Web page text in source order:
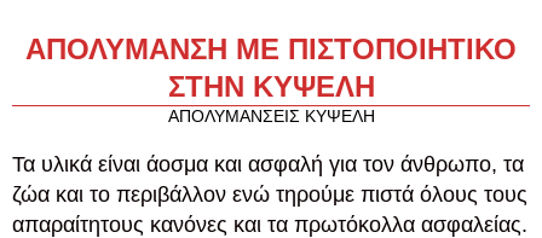
ΑΠΟΛΥΜΑΝΣΗ ΜΕ ΠΙΣΤΟΠΟΙΗΤΙΚΟ
ΣΤΗΝ ΚΥΨΕΛΗ
ΑΠΟΛΥΜΑΝΣΕΙΣ ΚΥΨΕΛΗ
Τα υλικά είναι άοσμα και ασφαλή για τον άνθρωπο, τα
ζώα και το περιβάλλον ενώ τηρούμε πιστά όλους τους
απαραίτητους κανόνες και τα πρωτόκολλα ασφαλείας.